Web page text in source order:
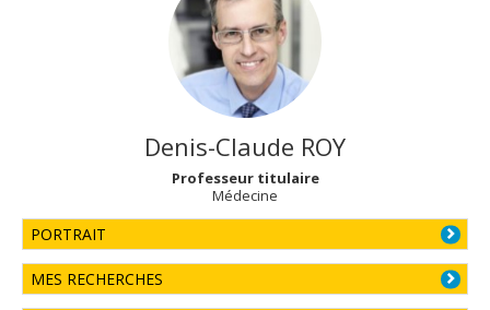
Denis-Claude ROY
Professeur titulaire
Médecine
PORTRAIT
MES RECHERCHES